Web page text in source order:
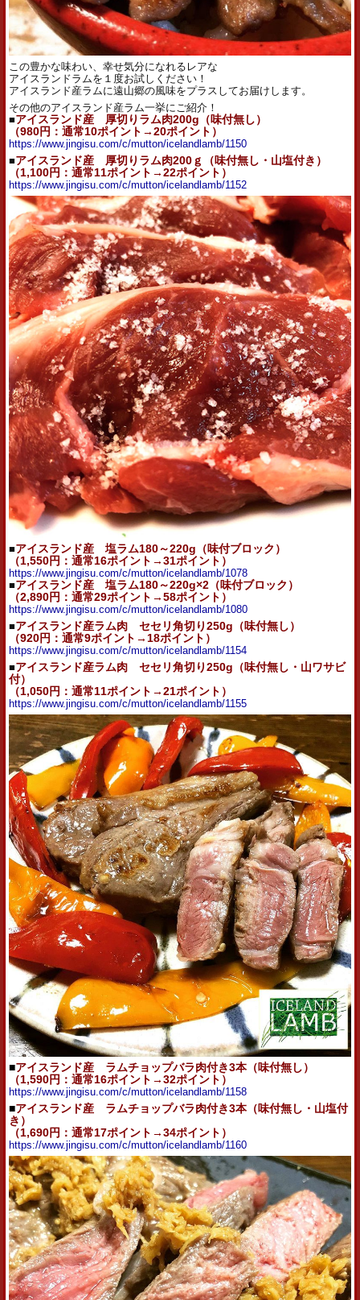
この豊かな味わい、幸せ気分になれるレアな
アイス ランドラムを１度お試しください！
アイス ランド産ラムに遠山郷の風味をプラスしてお届けします。
その他のアイスランド産ラム一挙にご紹介！
■アイスランド産 厚切りラム肉200g（味付無し）
（980 円：通常10ポイント→20ポイント）
https://www.jingisu.com/c/mutton/icelandlamb/1150
■アイスランド産 厚切りラム肉200ｇ（味付無し・山塩付き）
（1,100円：通常11ポイント→22ポイント）
https://www.jingisu.com/c/mutton/icelandlamb/1152
■アイスランド産 塩ラム180～220g（味付ブロック）
（1,550 円：通常16ポイント→31ポイント）
https://www.jingisu.com/c/mutton/icelandlamb/1078
■アイスランド産 塩ラム180～220g×2（味付ブロック）
（2,890円：通常29ポイント→58ポイント）
https://www.jingisu.com/c/mutton/icelandlamb/1080
■アイスランド産ラム肉 セセリ角切り250g（味付無し）
（920 円：通常9ポイント→18ポイント）
https://www.jingisu.com/c/mutton/icelandlamb/1154
■アイスランド産ラム肉 セセリ角切り250g（味付無し・山ワサビ
付）
（1,050 円：通常11ポイント→21ポイント）
https://www.jingisu.com/c/mutton/icelandlamb/1155
■アイスランド産 ラムチョップバラ肉付き3本（味付無し）
（1,590円：通常16ポイント→32ポイント）
https://www.jingisu.com/c/mutton/icelandlamb/1158
■アイスランド産 ラムチョップバラ肉付き3本（味付無し・山塩付
き）
（1,690円：通常17ポイント→34ポイント）
https://www.jingisu.com/c/mutton/icelandlamb/1160